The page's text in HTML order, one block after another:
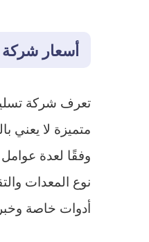
أسعار
تعرف شركة
متميزة لا يعني
وفقًا لعدة
نوع المعدات
أدوات خاصة